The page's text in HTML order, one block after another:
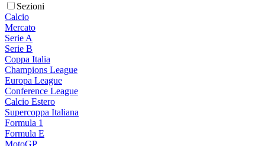
Sezioni
Calcio
Mercato
Serie A
Serie B
Coppa Italia
Champions League
Europa League
Conference League
Calcio Estero
Supercoppa Italiana
Formula 1
Formula E
MotoGP